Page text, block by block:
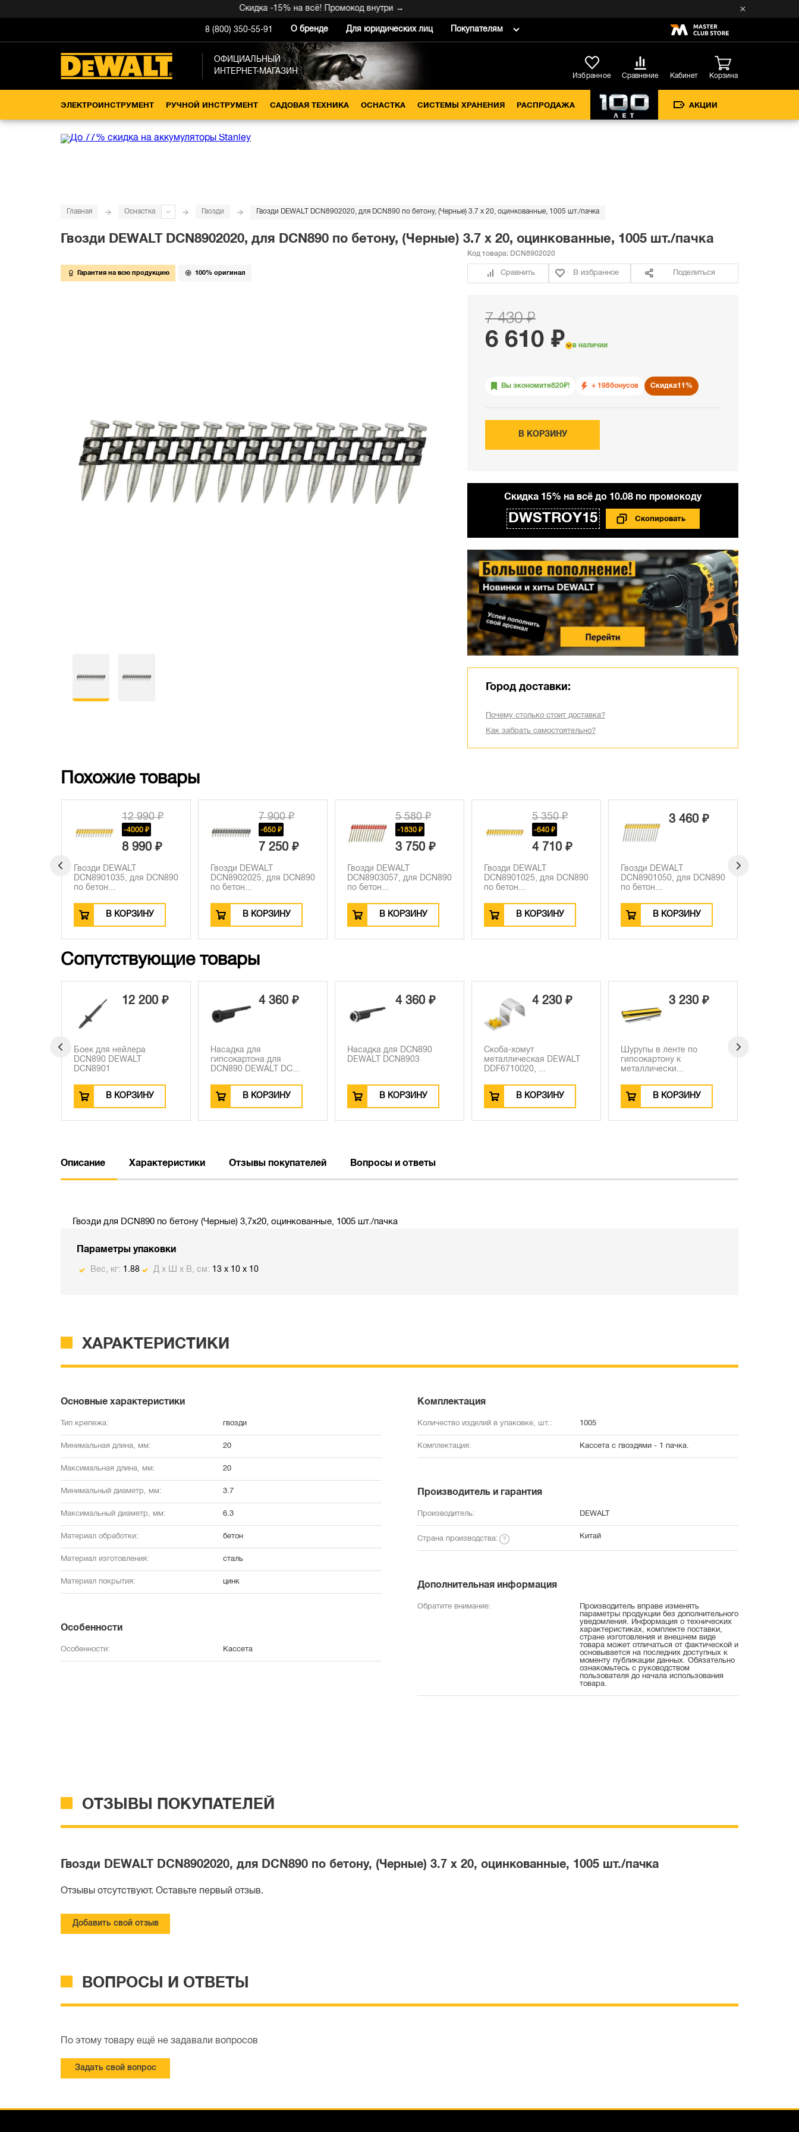
Скидка -15% на всё! Промокод внутри →
8 (800) 350-55-91 О бренде Для юридических лиц Покупателям
ОФИЦИАЛЬНЫЙ
ИНТЕРНЕТ-МАГАЗИН
Избранное Сравнение Кабинет Корзина
ЭЛЕКТРОИНСТРУМЕНТ РУЧНОЙ ИНСТРУМЕНТ САДОВАЯ ТЕХНИКА ОСНАСТКА СИСТЕМЫ ХРАНЕНИЯ РАСПРОДАЖА АКЦИИ
Главная Оснастка Гвозди Гвозди DEWALT DCN8902020, для DCN890 по бетону, (Черные) 3.7 x 20, оцинкованные, 1005 шт./пачка
Гвозди DEWALT DCN8902020, для DCN890 по бетону, (Черные) 3.7 x 20, оцинкованные, 1005 шт./пачка
Гарантия на всю продукцию 100% оригинал
Код товара: DCN8902020
Сравнить В избранное Поделиться
7 430 ₽
6 610 ₽ в наличии
Вы экономите820₽! + 198бонусов Скидка11%
В КОРЗИНУ
Cкидка 15% на всё до 10.08 по промокоду
DWSTROY15
Город доставки:
Почему столько стоит доставка?
Как забрать самостоятельно?
Похожие товары
12 990 ₽
-4000 ₽
8 990 ₽
Гвозди DEWALT
DCN8901035, для DCN890
по бетон...
В КОРЗИНУ
7 900 ₽
-650 ₽
7 250 ₽
Гвозди DEWALT
DCN8902025, для DCN890
по бетон...
В КОРЗИНУ
5 580 ₽
-1830 ₽
3 750 ₽
Гвозди DEWALT
DCN8903057, для DCN890
по бетон...
В КОРЗИНУ
5 350 ₽
-640 ₽
4 710 ₽
Гвозди DEWALT
DCN8901025, для DCN890
по бетон...
В КОРЗИНУ
3 460 ₽
Гвозди DEWALT
DCN8901050, для DCN890
по бетон...
В КОРЗИНУ
Сопутствующие товары
12 200 ₽
Боек для нейлера
DCN890 DEWALT
DCN8901
В КОРЗИНУ
4 360 ₽
Насадка для
гипсокартона для
DCN890 DEWALT DC...
В КОРЗИНУ
4 360 ₽
Насадка для DCN890
DEWALT DCN8903
В КОРЗИНУ
4 230 ₽
Скоба-хомут
металлическая DEWALT
DDF6710020, ...
В КОРЗИНУ
3 230 ₽
Шурупы в ленте по
гипсокартону к
металлически...
В КОРЗИНУ
Описание Характеристики Отзывы покупателей Вопросы и ответы
Гвозди для DCN890 по бетону (Черные) 3,7х20, оцинкованные, 1005 шт./пачка
Параметры упаковки
Вес, кг: 1.88 Д х Ш х В, см: 13 x 10 x 10
ХАРАКТЕРИСТИКИ
Основные характеристики
Тип крепежа: гвозди
Минимальная длина, мм: 20
Максимальная длина, мм: 20
Минимальный диаметр, мм: 3.7
Максимальный диаметр, мм: 6.3
Материал обработки: бетон
Материал изготовления: сталь
Материал покрытия: цинк
Особенности
Особенности: Кассета
Комплектация
Количество изделий в упаковке, шт.: 1005
Комплектация: Кассета с гвоздями - 1 пачка.
Производитель и гарантия
Производитель: DEWALT
Страна производства: Китай
Дополнительная информация
Обратите внимание:
Производитель вправе изменять
параметры продукции без дополнительного
уведомления. Информация о технических
характеристиках, комплекте поставки,
стране изготовления и внешнем виде
товара может отличаться от фактической и
основывается на последних доступных к
моменту публикации данных. Обязательно
ознакомьтесь с руководством
пользователя до начала использования
товара.
ОТЗЫВЫ ПОКУПАТЕЛЕЙ
Гвозди DEWALT DCN8902020, для DCN890 по бетону, (Черные) 3.7 x 20, оцинкованные, 1005 шт./пачка
Отзывы отсутствуют. Оставьте первый отзыв.
Добавить свой отзыв
ВОПРОСЫ И ОТВЕТЫ
По этому товару ещё не задавали вопросов
Задать свой вопрос